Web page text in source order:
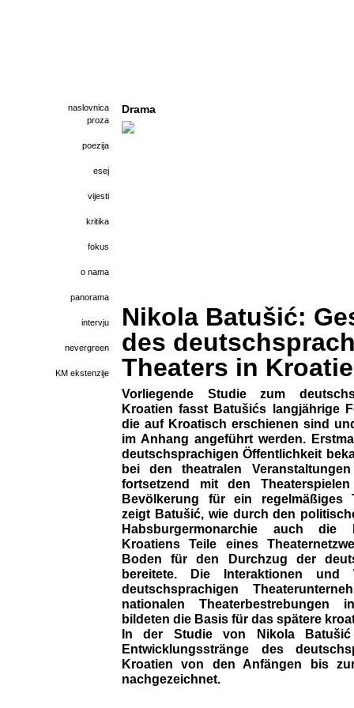
naslovnica
proza
poezija
esej
vijesti
kritika
fokus
o nama
panorama
intervju
nevergreen
KM ekstenzije
Drama
Nikola Batušić:
des
Theaters in
Vorliegende Studie zum
Kroatien fasst Batušićs langjährige
die auf Kroatisch erschienen sind
im Anhang angeführt werden.
deutschsprachigen Öffentlichkeit
bei den theatralen
fortsetzend mit den
Bevölkerung für ein regelmäßiges
zeigt Batušić, wie durch den
Habsburgermonarchie auch die
Kroatiens Teile eines
Boden für den Durchzug der
bereitete. Die Interaktionen und
deutschsprachigen
nationalen Theaterbestrebungen
bildeten die Basis für das spätere
In der Studie von Nikola Batušić
Entwicklungsstränge des
Kroatien von den Anfängen bis
nachgezeichnet.